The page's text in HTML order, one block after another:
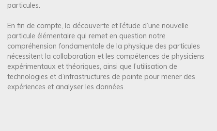
particules.
En fin de compte, la découverte et l’étude d’une nouvelle
particule élémentaire qui remet en question notre
compréhension fondamentale de la physique des particules
nécessitent la collaboration et les compétences de physiciens
expérimentaux et théoriques, ainsi que l’utilisation de
technologies et d’infrastructures de pointe pour mener des
expériences et analyser les données.